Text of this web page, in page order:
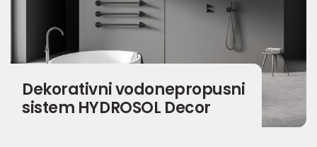
Dekorativni vodonepropusni
sistem HYDROSOL Decor